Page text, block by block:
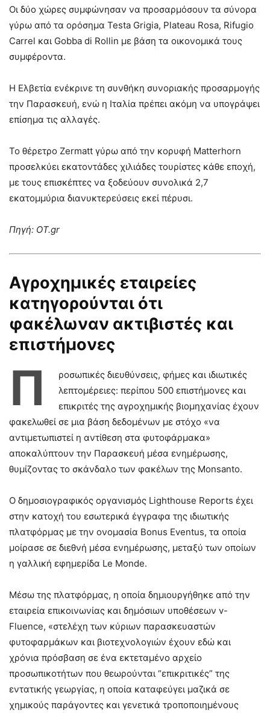
Οι δύο χώρες συμφώνησαν να προσαρμόσουν τα σύνορα
γύρω από τα ορόσημα Testa Grigia, Plateau Rosa, Rifugio
Carrel και Gobba di Rollin με βάση τα οικονομικά τους
συμφέροντα.
Η Ελβετία ενέκρινε τη συνθήκη συνοριακής προσαρμογής
την Παρασκευή, ενώ η Ιταλία πρέπει ακόμη να υπογράψει
επίσημα τις αλλαγές.
Το θέρετρο Zermatt γύρω από την κορυφή Matterhorn
προσελκύει εκατοντάδες χιλιάδες τουρίστες κάθε εποχή,
με τους επισκέπτες να ξοδεύουν συνολικά 2,7
εκατομμύρια διανυκτερεύσεις εκεί πέρυσι.
Πηγή: ΟΤ.gr
Αγροχημικές εταιρείες
κατηγορούνται ότι
φακέλωναν ακτιβιστές και
επιστήμονες
Π
ροσωπικές διευθύνσεις, φήμες και ιδιωτικές
λεπτομέρειες: περίπου 500 επιστήμονες και
επικριτές της αγροχημικής βιομηχανίας έχουν
φακελωθεί σε μια βάση δεδομένων με στόχο «να
αντιμετωπιστεί η αντίθεση στα φυτοφάρμακα»
αποκαλύπτουν την Παρασκευή μέσα ενημέρωσης,
θυμίζοντας το σκάνδαλο των φακέλων της Monsanto.
Ο δημοσιογραφικός οργανισμός Lighthouse Reports έχει
στην κατοχή του εσωτερικά έγγραφα της ιδιωτικής
πλατφόρμας με την ονομασία Bonus Eventus, τα οποία
μοίρασε σε διεθνή μέσα ενημέρωσης, μεταξύ των οποίων
η γαλλική εφημερίδα Le Monde.
Μέσω της πλατφόρμας, η οποία δημιουργήθηκε από την
εταιρεία επικοινωνίας και δημόσιων υποθέσεων v-
Fluence, «στελέχη των κύριων παρασκευαστών
φυτοφαρμάκων και βιοτεχνολογιών έχουν εδώ και
χρόνια πρόσβαση σε ένα εκτεταμένο αρχείο
προσωπικοτήτων που θεωρούνται “επικριτικές” της
εντατικής γεωργίας, η οποία καταφεύγει μαζικά σε
χημικούς παράγοντες και γενετικά τροποποιημένους